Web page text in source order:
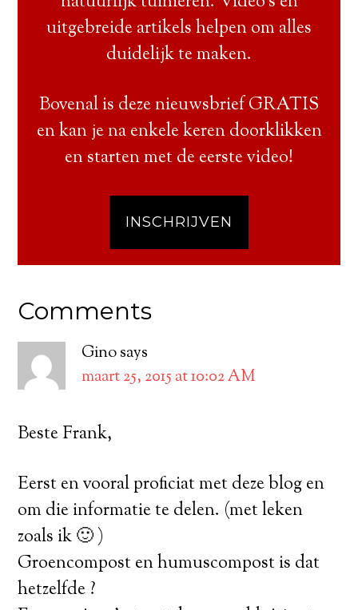
uitgebreide artikels helpen om alles
duidelijk te maken.
Bovenal is deze nieuwsbrief GRATIS
en kan je na enkele keren doorklikken
en starten met de eerste video!
INSCHRIJVEN
Comments
Ginosays
maart 25, 2015 at 10:02 AM
Beste Frank,
Eerst en vooral proficiat met deze blog en
om die informatie te delen. (met leken
zoals ik 🙂 )
Groencompost en humuscompost is dat
hetzelfde ?